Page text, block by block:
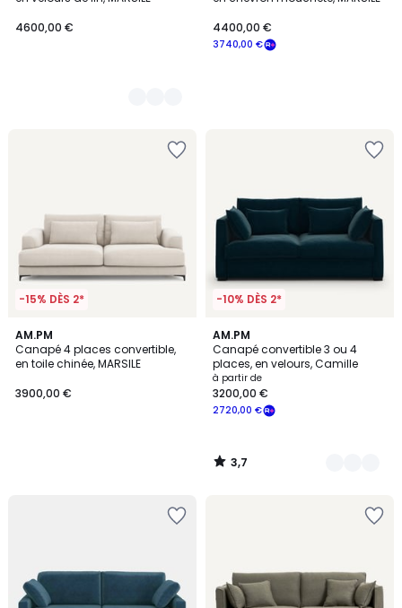
4600,00 €
3740,00 €
4400,00 €
-15% DÈS 2*
AM.PM
Canapé 4 places convertible,
en toile chinée, MARSILE
3900,00 €
-10% DÈS 2*
AM.PM
Canapé convertible 3 ou 4
places, en velours, Camille
à partir de
2720,00 €
3200,00 €
3,7
/ 5
3
Couleurs
3,7
/